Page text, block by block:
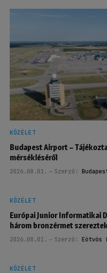
KÖZÉLET
Budapest Airport –
mérsékléséről
2026.08.01. Szerző:
KÖZÉLET
Európai Junior Informatikai
három bronzérmet
2026.08.01. Szerző: Eötvös
KÖZÉLET